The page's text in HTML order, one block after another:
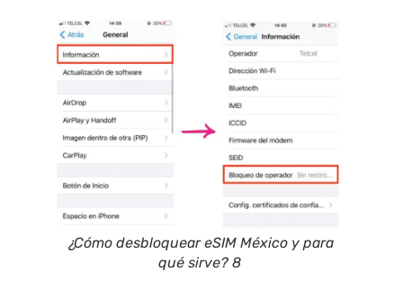
¿Cómo desbloquear eSIM México y para
qué sirve? 8